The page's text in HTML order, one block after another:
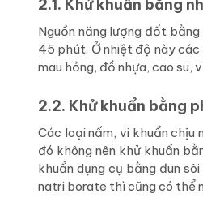
2.1. Khử khuẩn bằng
Nguồn năng lượng đốt
45 phút. Ở nhiệt độ này
mau hỏng, đồ nhựa, cao su,
2.2. Khử khuẩn bằng
Các loại nấm, vi khuẩn chịu
đó không nên khử khuẩn
khuẩn dụng cụ bằng đun
natri borate thì cũng có thể